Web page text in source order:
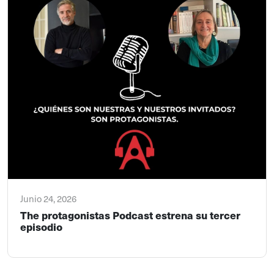
Junio 24, 2026
The protagonistas Podcast estrena su tercer
episodio